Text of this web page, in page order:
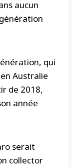
aucun
qui
Australie
de 2018,
année
serait
collector